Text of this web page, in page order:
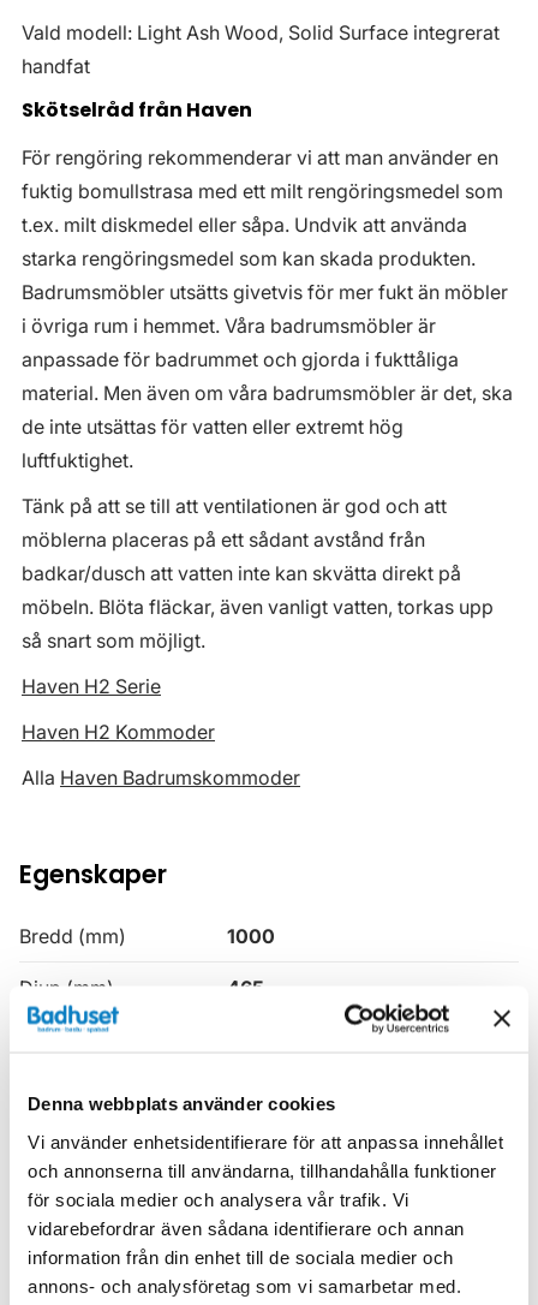
Denna webbplats använder cookies
Vi använder enhetsidentifierare för att anpassa innehållet
och annonserna till användarna, tillhandahålla funktioner
för sociala medier och analysera vår trafik. Vi
vidarebefordrar även sådana identifierare och annan
information från din enhet till de sociala medier och
annons- och analysföretag som vi samarbetar med.
Vald modell: Light Ash Wood, Solid Surface integrerat
handfat
Skötselråd från Haven
För rengöring rekommenderar vi att man använder en
fuktig bomullstrasa med ett milt rengöringsmedel som
t.ex. milt diskmedel eller såpa. Undvik att använda
starka rengöringsmedel som kan skada produkten.
Badrumsmöbler utsätts givetvis för mer fukt än möbler
i övriga rum i hemmet. Våra badrumsmöbler är
anpassade för badrummet och gjorda i fukttåliga
material. Men även om våra badrumsmöbler är det, ska
de inte utsättas för vatten eller extremt hög
luftfuktighet.
Tänk på att se till att ventilationen är god och att
möblerna placeras på ett sådant avstånd från
badkar/dusch att vatten inte kan skvätta direkt på
möbeln. Blöta fläckar, även vanligt vatten, torkas upp
så snart som möjligt.
Haven H2 Serie
Haven H2 Kommoder
Alla Haven Badrumskommoder
Egenskaper
Bredd (mm) 1000
Djup (mm) 465
Färg
Produkttyp Kommod
Serie Haven H2
Utförande Light Ash Wood
Varumärke Haven